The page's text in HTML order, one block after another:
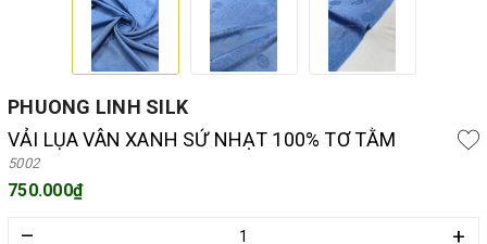
PHUONG LINH SILK
VẢI LỤA VÂN XANH SỨ NHẠT 100% TƠ TẰM
5002
750.000₫
– +